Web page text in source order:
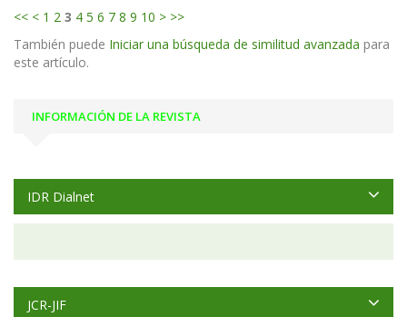
<< < 1 2 3 4 5 6 7 8 9 10 > >>
También puede Iniciar una búsqueda de similitud avanzada para
este artículo.
INFORMACIÓN DE LA REVISTA
IDR Dialnet
JCR-JIF